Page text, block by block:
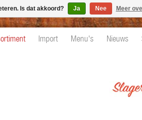
Import Menu's Nieuws
Is dat akkoord? Ja Nee Meer